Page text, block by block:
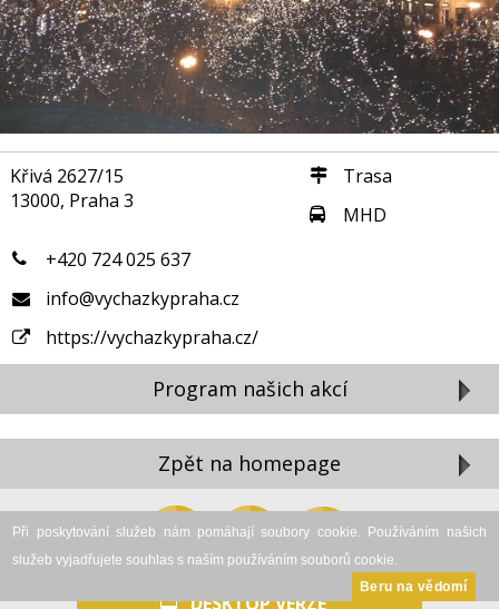
Při poskytování služeb nám pomáhají soubory cookie. Používáním našich
služeb vyjadřujete souhlas s naším používáním souborů cookie.
Beru na vědomí
Zavřít reklamu
Křivá 2627/15
13000, Praha 3
Trasa
MHD
+420 724 025 637
info@vychazkypraha.cz
https://vychazkypraha.cz/
Program našich akcí
Zpět na homepage
DESKTOP VERZE